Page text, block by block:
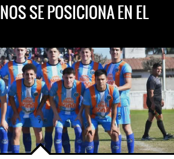
SE POSICIONA EN EL